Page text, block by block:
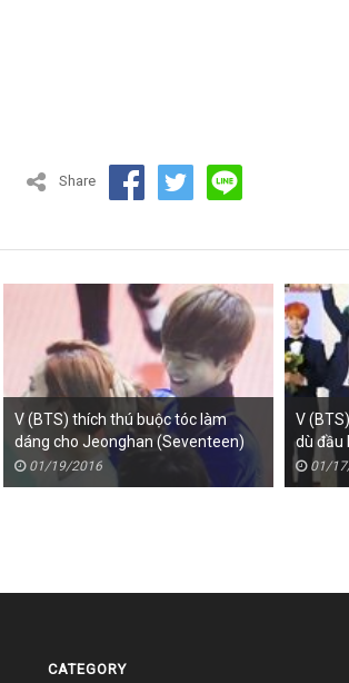
Share
V (BTS) thích thú buộc tóc làm
dáng cho Jeonghan (Seventeen)
01/19/2016
V
dù đầu
01/
CATEGORY